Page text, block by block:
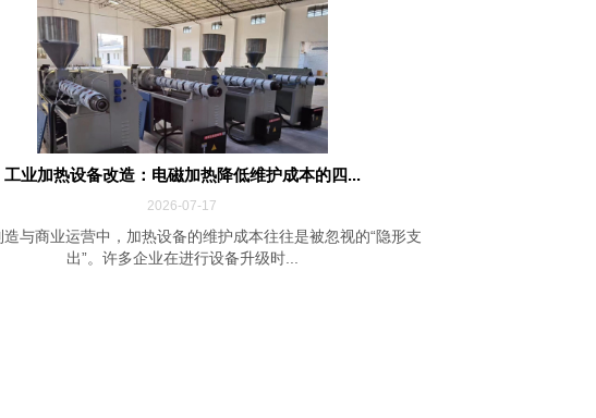
工业加热设备改造：电磁加热降低维护成本的四...
2026-07-17
与商业运营中，加热设备的维护成本往往是被忽视的“隐形支
出”。许多企业在进行设备升级时...